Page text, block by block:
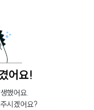
어요!
했어요.
시겠어요?